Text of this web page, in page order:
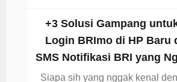
+3 Solusi Gampang
Login BRImo di HP Baru
SMS Notifikasi BRI yang
Siapa sih yang nggak kenal